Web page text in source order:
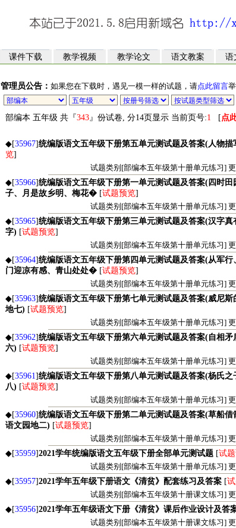
课件下载 教学视频 教学论文 语文教案 语
管理员公告： 如果您在下载时，遇见一模一样的试题，请点此留言
部编本 五年级 共『343』份试卷, 分14页显示 当前页号:1 [点
◆[35967]统编版语文五年级下册第五单元测试题及答案(人物
览]
试题类别[部编本五年级第十册单元练习]
◆[35966]统编版语文五年级下册第一单元测试题及答案(四时
子、月是故乡明、梅花� [试题预览]
试题类别[部编本五年级第十册单元练习]
◆[35965]统编版语文五年级下册第三单元测试题及答案(汉字
字) [试题预览]
试题类别[部编本五年级第十册单元练习]
◆[35964]统编版语文五年级下册第四单元测试题及答案(从军
门迎凉有感、青山处处� [试题预览]
试题类别[部编本五年级第十册单元练习]
◆[35963]统编版语文五年级下册第七单元测试题及答案(威尼
地七) [试题预览]
试题类别[部编本五年级第十册单元练习]
◆[35962]统编版语文五年级下册第六单元测试题及答案(自相
六) [试题预览]
试题类别[部编本五年级第十册单元练习]
◆[35961]统编版语文五年级下册第八单元测试题及答案(杨氏
八) [试题预览]
试题类别[部编本五年级第十册单元练习]
◆[35960]统编版语文五年级下册第二单元测试题及答案(草船借
语文园地二) [试题预览]
试题类别[部编本五年级第十册单元练习]
◆[35959]2021学年统编版语文五年级下册全部单元测试题 [试
试题类别[部编本五年级第十册单元练习]
◆[35957]2021学年五年级下册语文《清贫》配套练习及答案 [
试题类别[部编本五年级第十册课文练习]
◆[35956]2021学年五年级语文下册《清贫》课后作业设计及答
试题类别[部编本五年级第十册课文练习]